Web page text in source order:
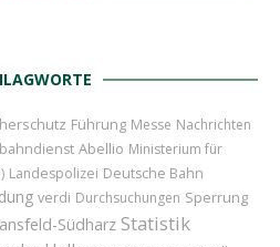
Führung Messe Nachrichten
Abellio Ministerium für
Landespolizei Deutsche Bahn
verdi Durchsuchungen Sperrung
Südharz Statistik